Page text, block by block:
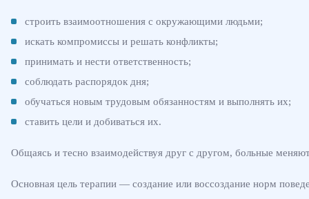
строить взаимоотношения с окружающими людьми;
искать компромиссы и решать конфликты;
принимать и нести ответственность;
соблюдать распорядок дня;
обучаться новым трудовым обязанностям и выполнять их;
ставить цели и добиваться их.
Общаясь и тесно взаимодействуя друг с другом, больные
Основная цель терапии — создание или воссоздание норм